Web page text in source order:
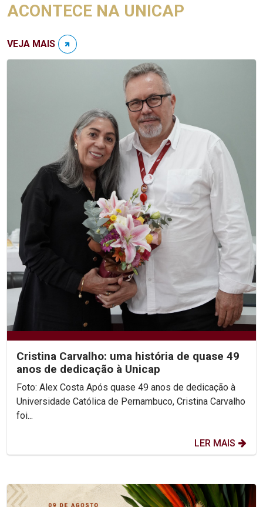
ACONTECE NA UNICAP
VEJA MAIS
Cristina Carvalho: uma história de quase 49
anos de dedicação à Unicap
Foto: Alex Costa Após quase 49 anos de dedicação à
Universidade Católica de Pernambuco, Cristina Carvalho
foi...
LER MAIS